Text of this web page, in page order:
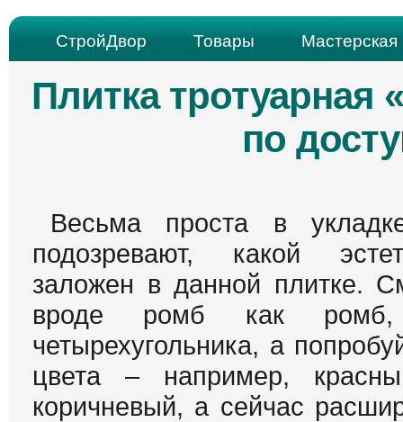
СтройДвор Товары Мастерская
Плитка тротуарная
по
Весьма проста в
подозревают, какой
заложен в данной плитке.
вроде ромб как
четырехугольника, а
цвета – например,
коричневый, а сейчас